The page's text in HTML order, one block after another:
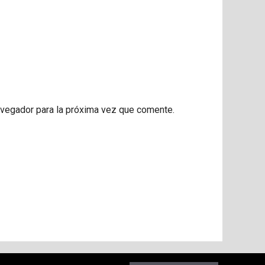
para la próxima vez que comente.